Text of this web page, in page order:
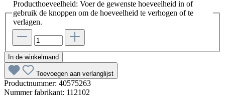
Producthoeveelheid: Voer de gewenste hoeveelheid in of
gebruik de knoppen om de hoeveelheid te verhogen of te
verlagen.
In de winkelmand
Toevoegen aan verlanglijst
Productnummer: 40575263
Nummer fabrikant: 112102